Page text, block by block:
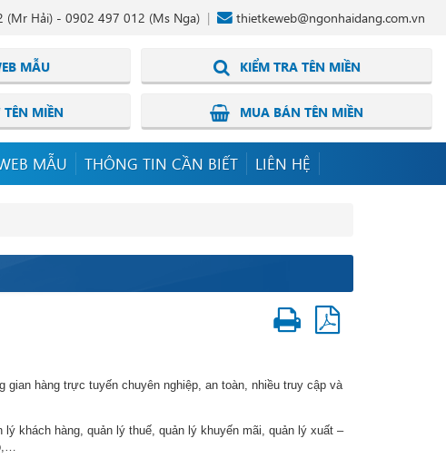
(Mr Hải) - 0902 497 012 (Ms Nga) thietkeweb@ngonhaidang.com.vn
MẪU KIỂM TRA TÊN MIỀN
MIỀN MUA BÁN TÊN MIỀN
MẪU THÔNG TIN CẦN BIẾT LIÊN HỆ
gian hàng trực tuyến chuyên nghiệp, an toàn, nhiều truy cập và
khách hàng, quản lý thuế, quản lý khuyến mãi, quản lý xuất –